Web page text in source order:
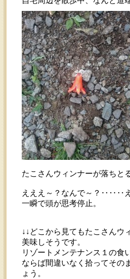
たこさんウィンナーが落ちと
えええ～？なんで～？‥‥‥
一瞬で頭が思考停止。
↓↓どこから見てもたこさんウ
美味しそうです。
リゾートメンテナンス１の食
ならば間違いなく拾ってその
ょう。